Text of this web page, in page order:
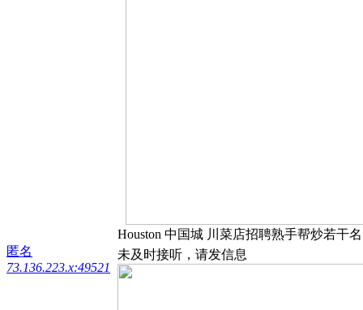
匿名
73.136.223.x:49521
Houston 中国城 川菜店招聘熟手帮炒若干
未及时接听，请发信息